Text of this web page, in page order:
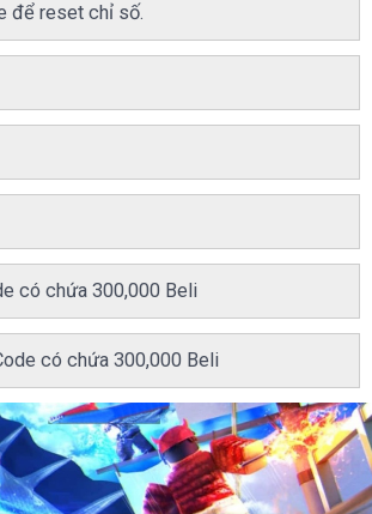
để reset chỉ số.
có chứa 300,000 Beli
có chứa 300,000 Beli